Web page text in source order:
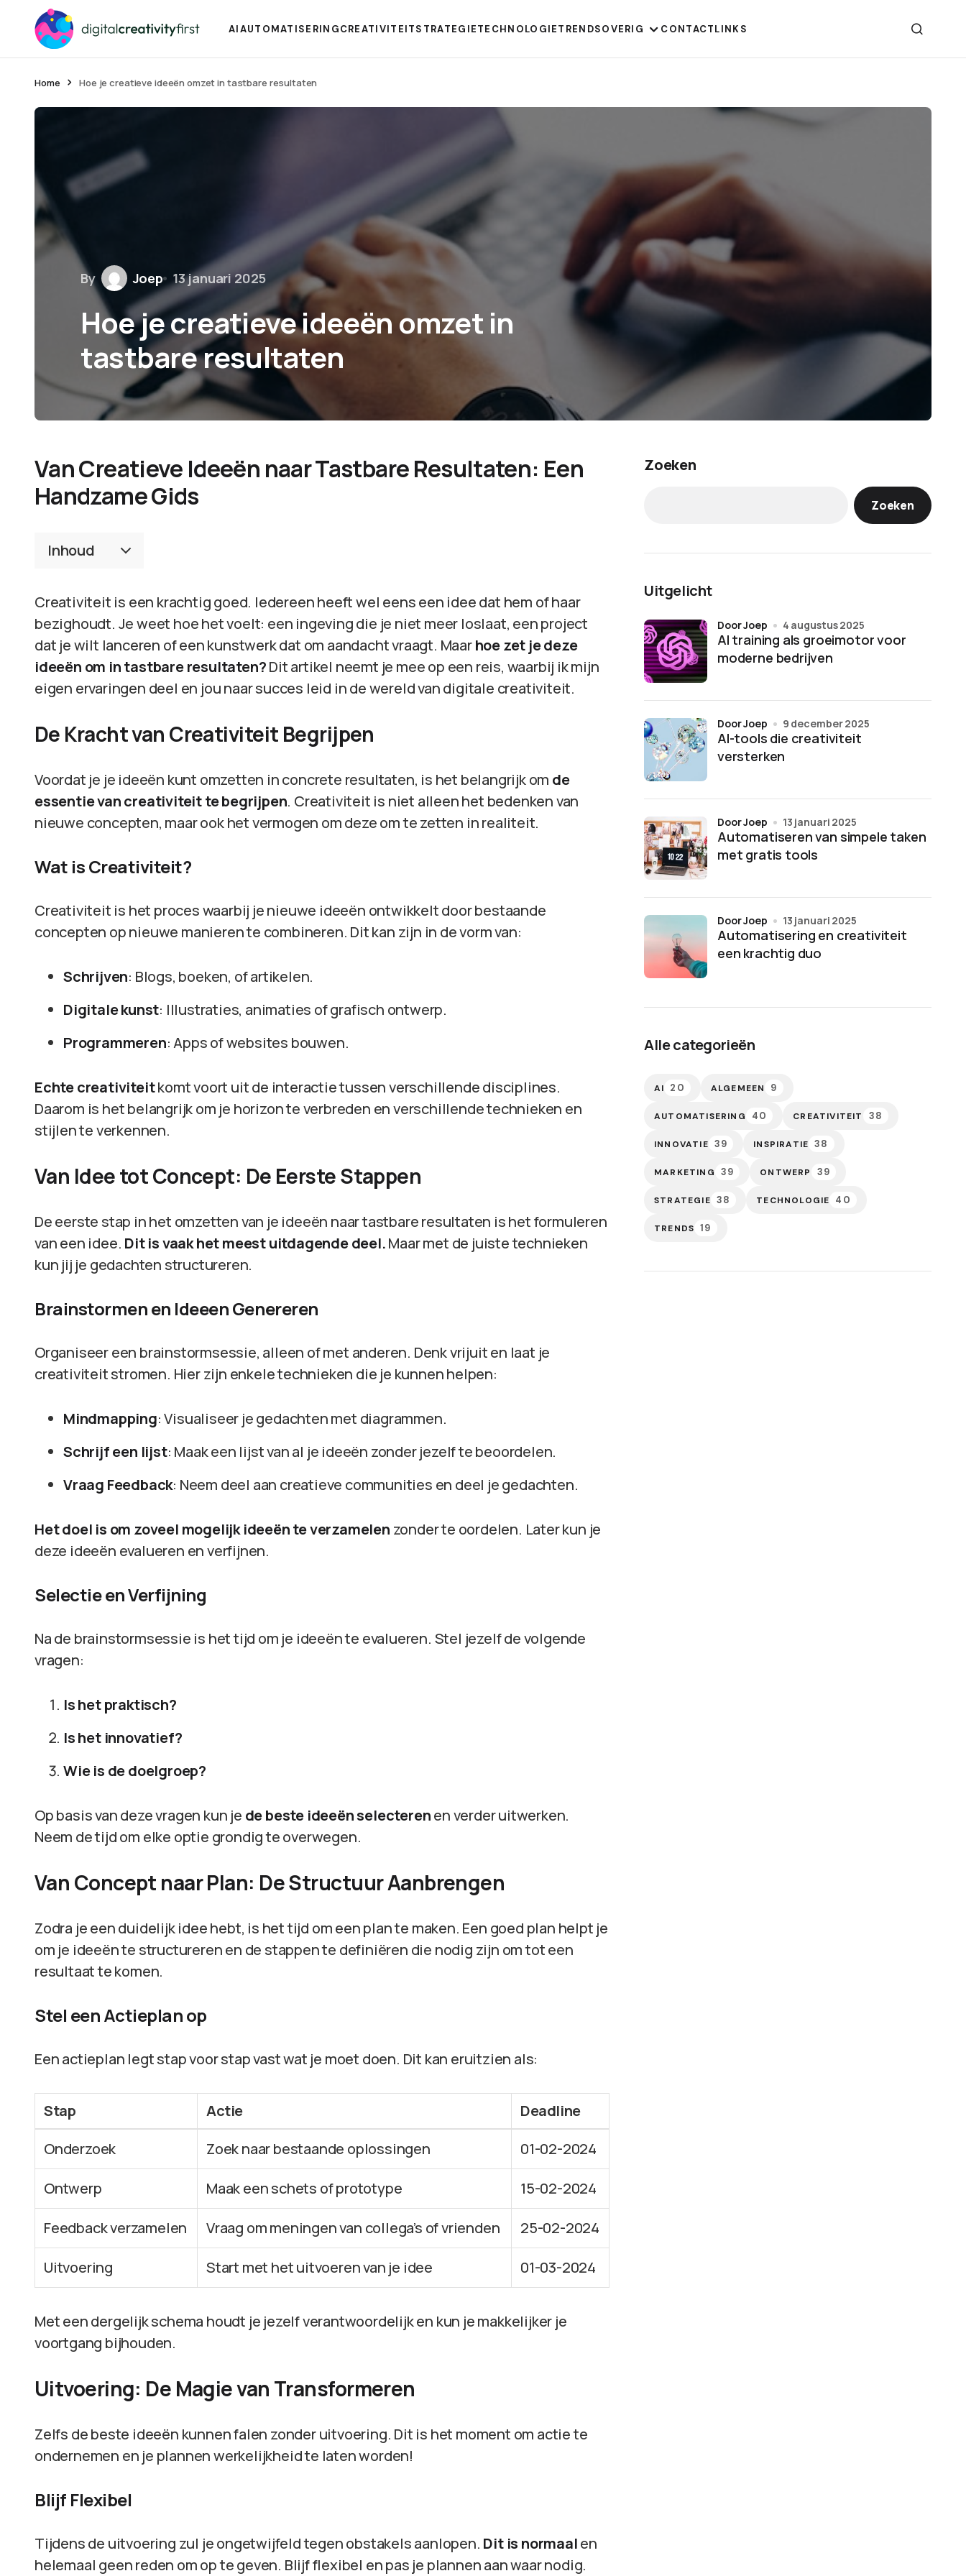
AIAUTOMATISERINGCREATIVITEITSTRATEGIETECHNOLOGIETRENDSOVERIG CONTACTLINKS
Home Hoe je creatieve ideeën omzet in tastbare resultaten
By Joep 13 januari 2025
Hoe je creatieve ideeën omzet in
tastbare resultaten
Van Creatieve Ideeën naar Tastbare Resultaten: Een
Handzame Gids
Inhoud
Creativiteit is een krachtig goed. Iedereen heeft wel eens een idee dat hem of haar
bezighoudt. Je weet hoe het voelt: een ingeving die je niet meer loslaat, een project
dat je wilt lanceren of een kunstwerk dat om aandacht vraagt. Maarhoe zet je deze
ideeën om in tastbare resultaten?Dit artikel neemt je mee op een reis, waarbij ik mijn
eigen ervaringen deel en jou naar succes leid in de wereld van digitale creativiteit.
De Kracht van Creativiteit Begrijpen
Voordat je je ideeën kunt omzetten in concrete resultaten, is het belangrijk om de
essentie van creativiteit te begrijpen. Creativiteit is niet alleen het bedenken van
nieuwe concepten, maar ook het vermogen om deze om te zetten in realiteit.
Wat is Creativiteit?
Creativiteit is het proces waarbij je nieuwe ideeën ontwikkelt door bestaande
concepten op nieuwe manieren te combineren. Dit kan zijn in de vorm van:
Schrijven: Blogs, boeken, of artikelen.
Digitale kunst: Illustraties, animaties of grafisch ontwerp.
Programmeren: Apps of websites bouwen.
Echte creativiteitkomt voort uit de interactie tussen verschillende disciplines.
Daarom is het belangrijk om je horizon te verbreden en verschillende technieken en
stijlen te verkennen.
Van Idee tot Concept: De Eerste Stappen
De eerste stap in het omzetten van je ideeën naar tastbare resultaten is het formuleren
van een idee. Dit is vaak het meest uitdagende deel.Maar met de juiste technieken
kun jij je gedachten structureren.
Brainstormen en Ideeen Genereren
Organiseer een brainstormsessie, alleen of met anderen. Denk vrijuit en laat je
creativiteit stromen. Hier zijn enkele technieken die je kunnen helpen:
Mindmapping: Visualiseer je gedachten met diagrammen.
Schrijf een lijst: Maak een lijst van al je ideeën zonder jezelf te beoordelen.
Vraag Feedback: Neem deel aan creatieve communities en deel je gedachten.
Het doel is om zoveel mogelijk ideeën te verzamelen zonder te oordelen. Later kun je
deze ideeën evalueren en verfijnen.
Selectie en Verfijning
Na de brainstormsessie is het tijd om je ideeën te evalueren. Stel jezelf de volgende
vragen:
Is het praktisch?
Is het innovatief?
Wie is de doelgroep?
Op basis van deze vragen kun je de beste ideeën selecterenen verder uitwerken.
Neem de tijd om elke optie grondig te overwegen.
Van Concept naar Plan: De Structuur Aanbrengen
Zodra je een duidelijk idee hebt, is het tijd om een plan te maken. Een goed plan helpt je
om je ideeën te structureren en de stappen te definiëren die nodig zijn om tot een
resultaat te komen.
Stel een Actieplan op
Een actieplan legt stap voor stap vast wat je moet doen. Dit kan eruitzien als:
Stap Actie
Deadline
Onderzoek
Zoek naar bestaande oplossingen 01-02-2024
Ontwerp Maak een schets of prototype 15-02-2024
Feedback verzamelen Vraag om meningen van collega’s of vrienden 25-02-2024
Uitvoering Start met het uitvoeren van je idee 01-03-2024
Met een dergelijk schema houdt je jezelf verantwoordelijk en kun je makkelijker je
voortgang bijhouden.
Uitvoering: De Magie van Transformeren
Zelfs de beste ideeën kunnen falen zonder uitvoering. Dit is het moment om actie te
ondernemen en je plannen werkelijkheid te laten worden!
Blijf Flexibel
Tijdens de uitvoering zul je ongetwijfeld tegen obstakels aanlopen. Dit is normaalen
helemaal geen reden om op te geven. Blijf flexibel en pas je plannen aan waar nodig.
Zoeken
Zoeken
Uitgelicht
AI training als groeimotor voor
moderne bedrijven
door Joep 4 augustus 2025
AI-tools die creativiteit
versterken
door Joep 9 december 2025
Automatiseren van simpele taken
met gratis tools
door Joep 13 januari 2025
Automatisering en creativiteit
een krachtig duo
door Joep 13 januari 2025
Alle categorieën
AI 20 ALGEMEEN 9
AUTOMATISERING 40 CREATIVITEIT 38
INNOVATIE 39 INSPIRATIE 38
MARKETING 39 ONTWERP 39
STRATEGIE 38 TECHNOLOGIE 40
TRENDS 19